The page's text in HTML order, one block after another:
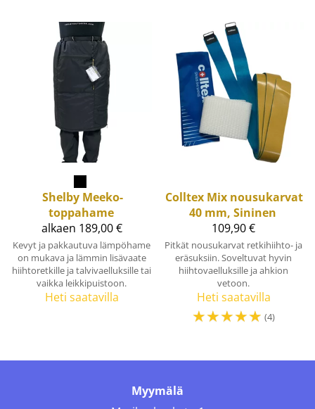
Shelby Meeko-
toppahame
alkaen 189,00 €
Kevyt ja pakkautuva lämpöhame
on mukava ja lämmin lisävaate
hiihtoretkille ja talvivaelluksille tai
vaikka leikkipuistoon.
Heti saatavilla
Colltex Mix nousukarvat
40 mm, Sininen
109,90 €
Pitkät nousukarvat retkihiihto- ja
eräsuksiin. Soveltuvat hyvin
hiihtovaelluksille ja ahkion
vetoon.
Heti saatavilla
☆☆☆☆☆ (4)
Myymälä